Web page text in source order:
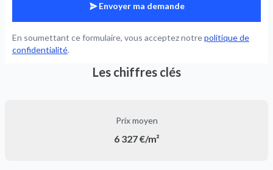
Envoyer ma demande
En soumettant ce formulaire, vous acceptez notrepolitique de
confidentialité.
Les chiffres clés
Prix moyen
6 327 €/m²